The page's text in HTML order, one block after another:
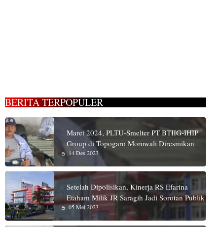
BERITA TERPOPULER
Maret 2024, PLTU-Smelter PT BTIIG-IHIP
Group di Topogaro Morowali Diresmikan
14 Des 2023
Setelah Dipolisikan, Kinerja RS Efarina
Etaham Milik JR Saragih Jadi Sorotan Publik
05 Mei 2023